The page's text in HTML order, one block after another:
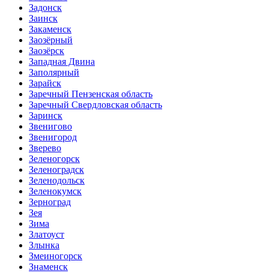
Задонск
Заинск
Закаменск
Заозёрный
Заозёрск
Западная Двина
Заполярный
Зарайск
Заречный Пензенская область
Заречный Свердловская область
Заринск
Звенигово
Звенигород
Зверево
Зеленогорск
Зеленоградск
Зеленодольск
Зеленокумск
Зерноград
Зея
Зима
Златоуст
Злынка
Змеиногорск
Знаменск